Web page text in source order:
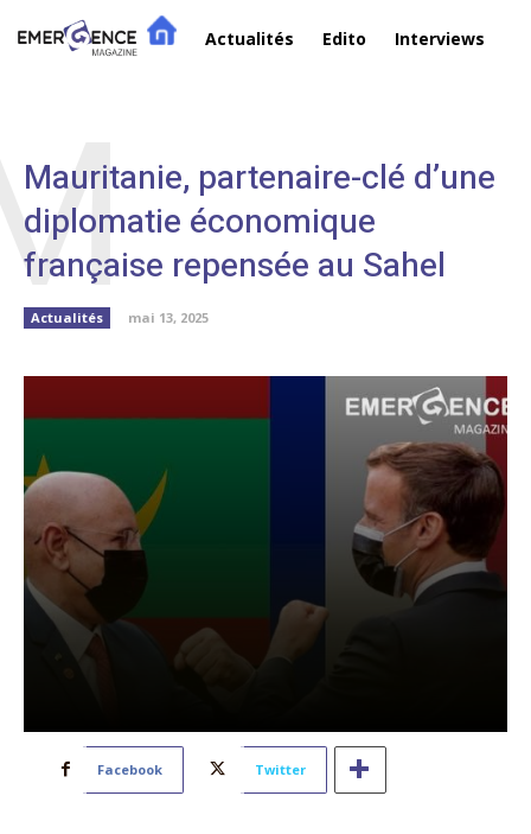
Actualités Edito Interviews
Mauritanie, partenaire-clé d’une
diplomatie économique
française repensée au Sahel
Actualités mai 13, 2025
Facebook Twitter